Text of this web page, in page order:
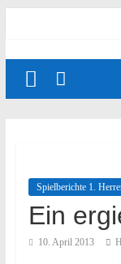
Spielberichte 1.
Ein
10. April 2013